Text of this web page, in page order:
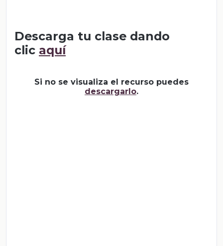
Descarga tu clase dando
clic aquí
Si no se visualiza el recurso puedes
descargarlo.